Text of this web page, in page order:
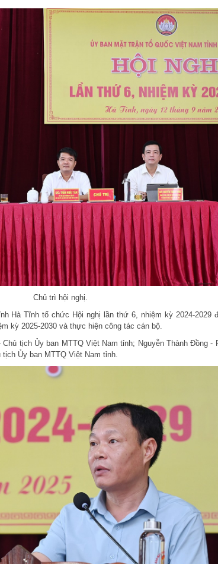
Chủ trì hội nghị.
Hà Tĩnh tổ chức Hội nghị lần thứ 6, nhiệm kỳ 2024-2029
kỳ 2025-2030 và thực hiện công tác cán bộ.
tịch Ủy ban MTTQ Việt Nam tỉnh; Nguyễn Thành Đồng -
Ủy ban MTTQ Việt Nam tỉnh.